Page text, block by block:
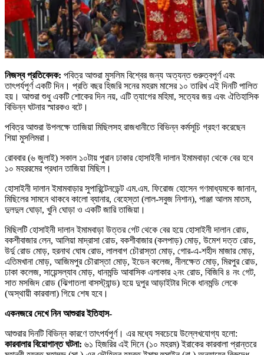
নিজস্ব প্রতিবেদক: পবিত্র আশুরা মুসলিম বিশ্বের জন্য অত্যন্ত গুরুত্বপূর্ণ এবং
তাৎপর্যপূর্ণ একটি দিন। প্রতি বছর হিজরি সনের মহরম মাসের ১০ তারিখ এই দিনটি পালিত
হয়। আশুরা শুধু একটি শোকের দিন নয়, এটি ত্যাগের মহিমা, সত্যের জয় এবং ঐতিহাসিক
বিভিন্ন ঘটনার স্মারকও বটে।
পবিত্র আশুরা উপলক্ষে তাজিয়া মিছিলসহ রাজধানীতে বিভিন্ন কর্মসূচি গ্রহণ করেছেন
শিয়া মুসলিমরা।
রোববার (৬ জুলাই) সকাল ১০টায় পুরান ঢাকার হোসাইনী দালান ইমামবাড়া থেকে বের হবে
১০ মহররমের প্রধান তাজিয়া মিছিল।
হোসাইনী দালান ইমামবাড়ার সুপারিন্টেনডেন্ট এম.এম. ফিরোজ হোসেন গণমাধ্যমকে জানান,
মিছিলের সামনে থাকবে কালো ব্যানার, বেহেস্তা (লাল-সবুজ নিশান), পাঞ্জা আলম মাতম,
দুলদুল ঘোড়া, খুনি ঘোড়া ও একটি জারি তাজিয়া।
মিছিলটি হোসাইনী দালান ইমামবাড়া উত্তর গেট থেকে বের হয়ে হোসাইনী দালান রোড,
বকশীবাজার লেন, আলিয়া মাদ্রাসা রোড, বকশীবাজার (কলপাড়) মোড়, উমেশ দত্ত রোড,
উর্দু রোড মোড়, হরনাথ ঘোষ রোড, লালবাগ চৌরাস্তা মোড়, গোর-এ-শহীদ মাজার মোড়,
এতিমখানা মোড়, আজিমপুর চৌরাস্তা মোড়, ইডেন কলেজ, নীলক্ষেত মোড়, মিরপুর রোড,
ঢাকা কলেজ, সায়েন্সল্যাব মোড়, ধানমন্ডি আবাসিক এলাকার ২নং রোড, বিজিবি ৪ নং গেট,
সাত মসজিদ রোড (ঝিগাতলা বাসস্ট্যান্ড) হয়ে দুপুর আড়াইটার দিকে ধানমন্ডি লেকে
(অস্থায়ী কারবালা) গিয়ে শেষ হবে।
একনজরে দেখে নিন আশুরার ইতিহাস-
আশুরার দিনটি বিভিন্ন কারণে তাৎপর্যপূর্ণ। এর মধ্যে সবচেয়ে উল্লেখযোগ্য হলো:
কারবালার বিয়োগান্ত ঘটনা: ৬১ হিজরির এই দিনে (১০ মহরম) ইরাকের কারবালা প্রান্তরে